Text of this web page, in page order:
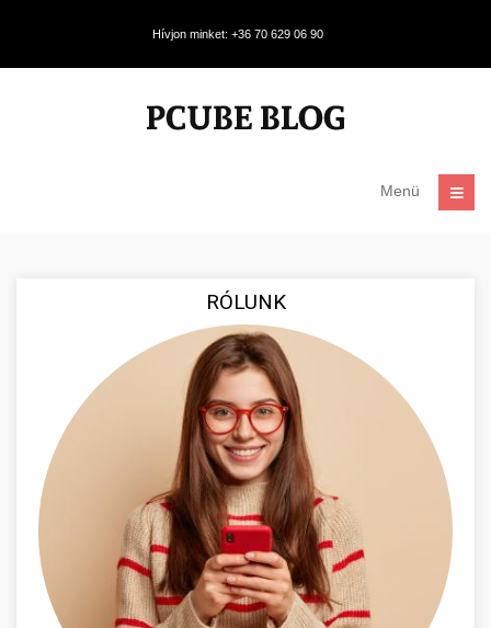
Hívjon minket: +36 70 629 06 90
Menü
RÓLUNK